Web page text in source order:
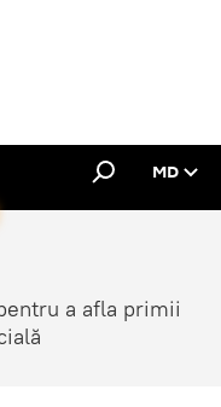
MD
a afla primii